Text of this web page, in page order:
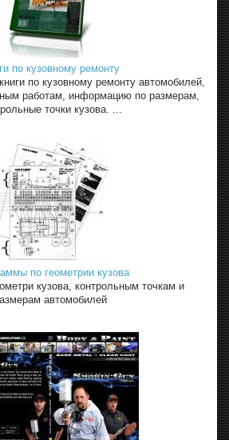
по кузовному ремонту
по кузовному ремонту автомобилей,
работам, информацию по размерам,
точки кузова. ...
по геометрии кузова
кузова, контрольным точкам и
автомобилей